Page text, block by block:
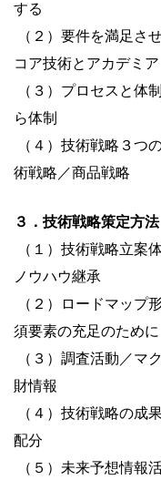
する
（２）要件を満足さ
コア技術とアカデミア
（３）プロセスと体
ら体制
（４）技術戦略３つ
術戦略／商品戦略
３．技術戦略策定方法
（１）技術戦略立案
ノウハウ継承
（２）ロードマップ
須要素の充足のために
（３）調査活動／マ
財情報
（４）技術戦略の成
配分
（５）未来予想情報